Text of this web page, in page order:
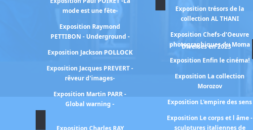
mode est une fête-
Exposition Raymond
PETTIBON - Underground -
Exposition Jackson POLLOCK
Exposition Jacques PREVERT -
rêveur d'images-
Exposition Martin PARR -
Global warning -
Exposition trésors de la
collection AL THANI
Exposition Chefs-d’Oeuvre
photographiques du Moma
Exposition Enfin le cinéma!
Exposition La collection
Morozov
Exposition L'empire des sens
Exposition Le corps et l âme -
sculptures italiennes de
Diverses en 2023